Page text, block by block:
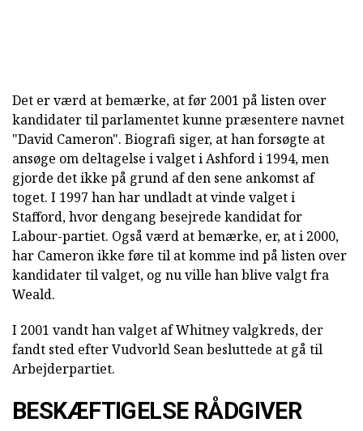
Det er værd at bemærke, at før 2001 på listen over
kandidater til parlamentet kunne præsentere navnet
"David Cameron". Biografi siger, at han forsøgte at
ansøge om deltagelse i valget i Ashford i 1994, men
gjorde det ikke på grund af den sene ankomst af
toget. I 1997 han har undladt at vinde valget i
Stafford, hvor dengang besejrede kandidat for
Labour-partiet. Også værd at bemærke, er, at i 2000,
har Cameron ikke føre til at komme ind på listen over
kandidater til valget, og nu ville han blive valgt fra
Weald.
I 2001 vandt han valget af Whitney valgkreds, der
fandt sted efter Vudvorld Sean besluttede at gå til
Arbejderpartiet.
BESKÆFTIGELSE RÅDGIVER